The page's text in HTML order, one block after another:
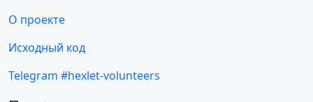
О проекте
Исходный код
Telegram #hexlet-volunteers